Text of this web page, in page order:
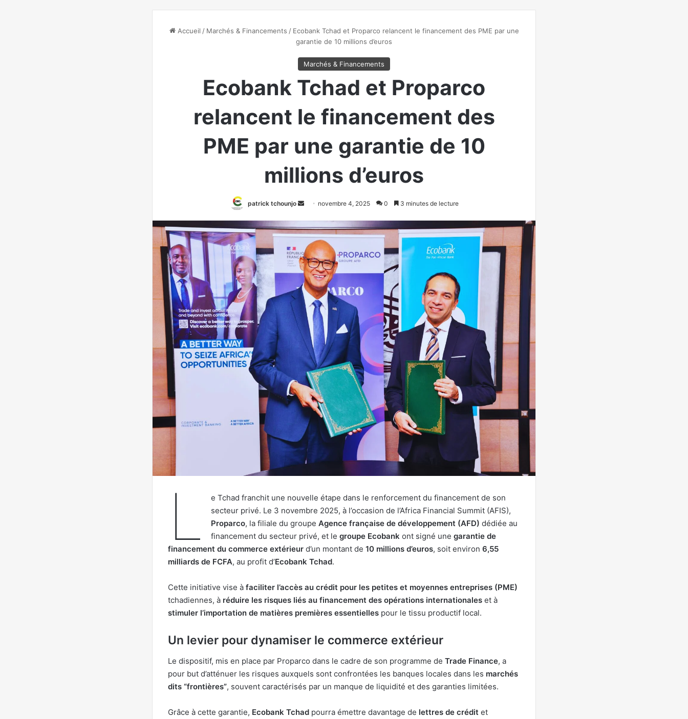
Accueil / Marchés & Financements / Ecobank Tchad et Proparco relancent le financement des PME par une
garantie de 10 millions d’euros
Marchés & Financements
Ecobank Tchad et Proparco
relancent le financement des
PME par une garantie de 10
millions d’euros
patrick tchounjo
Envoyer
courriel
novembre 4, 2025 0 3 minutes de lecture
L
e Tchad franchit une nouvelle étape dans le renforcement du financement de son
secteur privé. Le 3 novembre 2025, à l’occasion de l’Africa Financial Summit (AFIS),
Proparco, la filiale du groupe Agence française de développement (AFD) dédiée au
financement du secteur privé, et le groupe Ecobankont signé une garantie de
financement du commerce extérieur d’un montant de 10 millions d’euros, soit environ 6,55
milliards de FCFA, au profit d’Ecobank Tchad.
Cette initiative vise à faciliter l’accès au crédit pour les petites et moyennes entreprises (PME)
tchadiennes, à réduire les risques liés au financement des opérations internationales et à
stimuler l’importation de matières premières essentielles pour le tissu productif local.
Un levier pour dynamiser le commerce extérieur
Le dispositif, mis en place par Proparco dans le cadre de son programme de Trade Finance, a
pour but d’atténuer les risques auxquels sont confrontées les banques locales dans les marchés
dits “frontières”, souvent caractérisés par un manque de liquidité et des garanties limitées.
Grâce à cette garantie, Ecobank Tchad pourra émettre davantage de lettres de crédit et